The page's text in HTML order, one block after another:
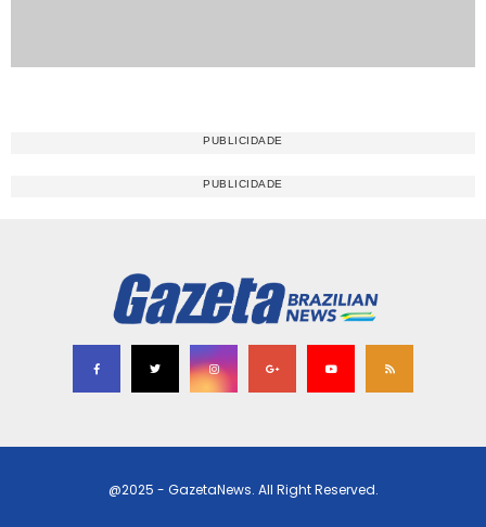
@2025 - GazetaNews. All Right Reserved.